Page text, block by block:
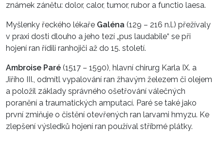
známek zánětu: dolor, calor, tumor, rubor a functio laesa.
Myšlenky řeckého lékaře Galéna (129 – 216 n.l.) přežívaly
v praxi dosti dlouho a jeho tezí „pus laudabile“ se při
hojení ran řídili ranhojiči až do 15. století.
Ambroise Paré (1517 – 1590), hlavní chirurg Karla IX. a
Jiřího III., odmítl vypalování ran žhavým železem či olejem
a položil základy správného ošetřování válečných
poranění a traumatických amputací. Paré se také jako
první zmiňuje o čistění otevřených ran larvami hmyzu. Ke
zlepšení výsledků hojení ran používal stříbrné plátky.